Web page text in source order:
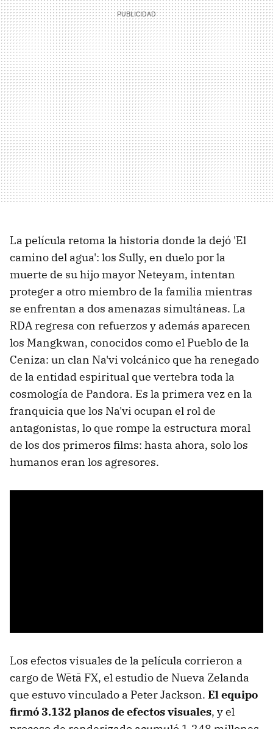
La película retoma la historia donde la dejó 'El
camino del agua': los Sully, en duelo por la
muerte de su hijo mayor Neteyam, intentan
proteger a otro miembro de la familia mientras
se enfrentan a dos amenazas simultáneas. La
RDA regresa con refuerzos y además aparecen
los Mangkwan, conocidos como el Pueblo de la
Ceniza: un clan Na'vi volcánico que ha renegado
de la entidad espiritual que vertebra toda la
cosmología de Pandora. Es la primera vez en la
franquicia que los Na'vi ocupan el rol de
antagonistas, lo que rompe la estructura moral
de los dos primeros films: hasta ahora, solo los
humanos eran los agresores.
Los efectos visuales de la película corrieron a
cargo de Wētā FX, el estudio de Nueva Zelanda
que estuvo vinculado a Peter Jackson. El equipo
firmó 3.132 planos de efectos visuales, y el